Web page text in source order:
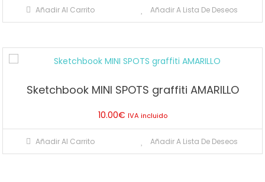
Añadir Al Carrito Añadir A Lista De Deseos
Sketchbook MINI SPOTS graffiti AMARILLO
10.00€ IVA incluido
Añadir Al Carrito Añadir A Lista De Deseos